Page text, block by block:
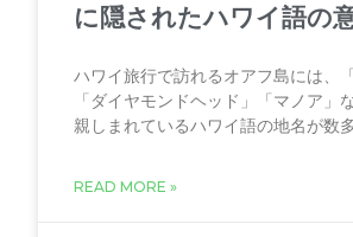
に隠されたハワイ語の
ハワイ旅行で訪れるオアフ島には、
「ダイヤモンドヘッド」「マノア」
親しまれているハワイ語の地名が数
READ MORE »